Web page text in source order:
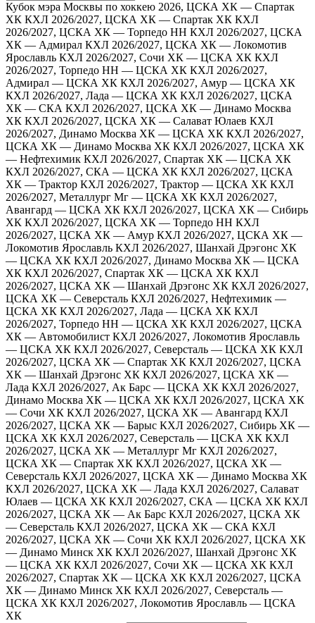
Кубок мэра Москвы по хоккею 2026, ЦСКА ХК — Спартак
ХК КХЛ 2026/2027, ЦСКА ХК — Спартак ХК КХЛ
2026/2027, ЦСКА ХК — Торпедо НН КХЛ 2026/2027, ЦСКА
ХК — Адмирал КХЛ 2026/2027, ЦСКА ХК — Локомотив
Ярославль КХЛ 2026/2027, Сочи ХК — ЦСКА ХК КХЛ
2026/2027, Торпедо НН — ЦСКА ХК КХЛ 2026/2027,
Адмирал — ЦСКА ХК КХЛ 2026/2027, Амур — ЦСКА ХК
КХЛ 2026/2027, Лада — ЦСКА ХК КХЛ 2026/2027, ЦСКА
ХК — СКА КХЛ 2026/2027, ЦСКА ХК — Динамо Москва
ХК КХЛ 2026/2027, ЦСКА ХК — Салават Юлаев КХЛ
2026/2027, Динамо Москва ХК — ЦСКА ХК КХЛ 2026/2027,
ЦСКА ХК — Динамо Москва ХК КХЛ 2026/2027, ЦСКА ХК
— Нефтехимик КХЛ 2026/2027, Спартак ХК — ЦСКА ХК
КХЛ 2026/2027, СКА — ЦСКА ХК КХЛ 2026/2027, ЦСКА
ХК — Трактор КХЛ 2026/2027, Трактор — ЦСКА ХК КХЛ
2026/2027, Металлург Мг — ЦСКА ХК КХЛ 2026/2027,
Авангард — ЦСКА ХК КХЛ 2026/2027, ЦСКА ХК — Сибирь
ХК КХЛ 2026/2027, ЦСКА ХК — Торпедо НН КХЛ
2026/2027, ЦСКА ХК — Амур КХЛ 2026/2027, ЦСКА ХК —
Локомотив Ярославль КХЛ 2026/2027, Шанхай Дрэгонс ХК
— ЦСКА ХК КХЛ 2026/2027, Динамо Москва ХК — ЦСКА
ХК КХЛ 2026/2027, Спартак ХК — ЦСКА ХК КХЛ
2026/2027, ЦСКА ХК — Шанхай Дрэгонс ХК КХЛ 2026/2027,
ЦСКА ХК — Северсталь КХЛ 2026/2027, Нефтехимик —
ЦСКА ХК КХЛ 2026/2027, Лада — ЦСКА ХК КХЛ
2026/2027, Торпедо НН — ЦСКА ХК КХЛ 2026/2027, ЦСКА
ХК — Автомобилист КХЛ 2026/2027, Локомотив Ярославль
— ЦСКА ХК КХЛ 2026/2027, Северсталь — ЦСКА ХК КХЛ
2026/2027, ЦСКА ХК — Спартак ХК КХЛ 2026/2027, ЦСКА
ХК — Шанхай Дрэгонс ХК КХЛ 2026/2027, ЦСКА ХК —
Лада КХЛ 2026/2027, Ак Барс — ЦСКА ХК КХЛ 2026/2027,
Динамо Москва ХК — ЦСКА ХК КХЛ 2026/2027, ЦСКА ХК
— Сочи ХК КХЛ 2026/2027, ЦСКА ХК — Авангард КХЛ
2026/2027, ЦСКА ХК — Барыс КХЛ 2026/2027, Сибирь ХК —
ЦСКА ХК КХЛ 2026/2027, Северсталь — ЦСКА ХК КХЛ
2026/2027, ЦСКА ХК — Металлург Мг КХЛ 2026/2027,
ЦСКА ХК — Спартак ХК КХЛ 2026/2027, ЦСКА ХК —
Северсталь КХЛ 2026/2027, ЦСКА ХК — Динамо Москва ХК
КХЛ 2026/2027, ЦСКА ХК — Лада КХЛ 2026/2027, Салават
Юлаев — ЦСКА ХК КХЛ 2026/2027, СКА — ЦСКА ХК КХЛ
2026/2027, ЦСКА ХК — Ак Барс КХЛ 2026/2027, ЦСКА ХК
— Северсталь КХЛ 2026/2027, ЦСКА ХК — СКА КХЛ
2026/2027, ЦСКА ХК — Сочи ХК КХЛ 2026/2027, ЦСКА ХК
— Динамо Минск ХК КХЛ 2026/2027, Шанхай Дрэгонс ХК
— ЦСКА ХК КХЛ 2026/2027, Сочи ХК — ЦСКА ХК КХЛ
2026/2027, Спартак ХК — ЦСКА ХК КХЛ 2026/2027, ЦСКА
ХК — Динамо Минск ХК КХЛ 2026/2027, Северсталь —
ЦСКА ХК КХЛ 2026/2027, Локомотив Ярославль — ЦСКА
ХК